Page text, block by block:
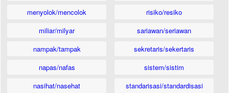
menyolok/mencolok
miliar/milyar
nampak/tampak
napas/nafas
nasihat/nasehat
risiko/resiko
sariawan/seriawan
sekretaris/sekertaris
sistem/sistim
standarisasi/standardisasi